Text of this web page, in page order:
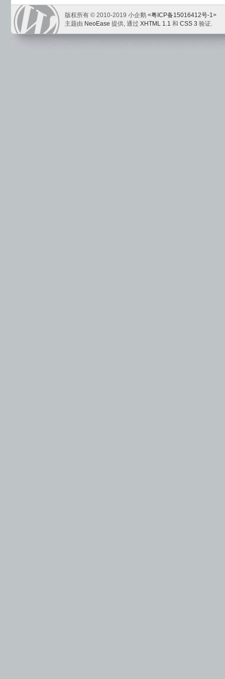
版权所有 © 2010-2019 小企鹅 <粤ICP备15016412号-1>
主题由 NeoEase 提供, 通过 XHTML 1.1 和 CSS 3 验证.